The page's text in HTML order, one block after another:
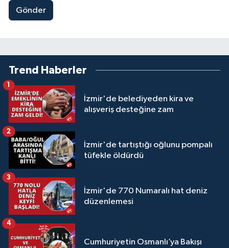
Gönder
Trend Haberler
İzmir'de belediyeden kira ve
alışveriş desteğine zam
1
İzmir'de tartıştığı oğlunu pompalı
tüfekle öldürdü
2
İzmir'de 770 Numaralı hat deniz
düzenlemesi
3
Cumhuriyetin Osmanlı’ya Bakışı
4